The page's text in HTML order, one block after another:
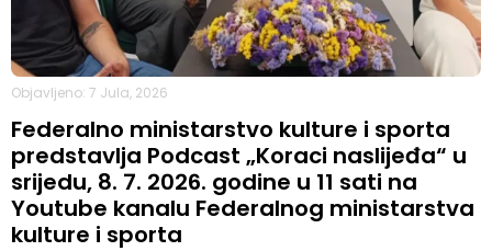
Objavljeno: 7 Jula, 2026
Federalno ministarstvo kulture i sporta
predstavlja Podcast „Koraci naslijeđa“ u
srijedu, 8. 7. 2026. godine u 11 sati na
Youtube kanalu Federalnog ministarstva
kulture i sporta